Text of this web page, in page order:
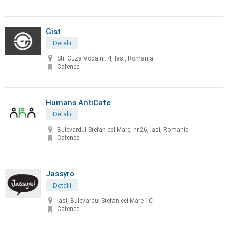
Gist
Detalii
Str. Cuza Voda nr. 4, Iasi, Romania
Cafenea
Humans AntiCafe
Detalii
Bulevardul Stefan cel Mare, nr.26, Iasi, Romania
Cafenea
Jassyro
Detalii
Iasi, Bulevardul Stefan cel Mare 1C
Cafenea